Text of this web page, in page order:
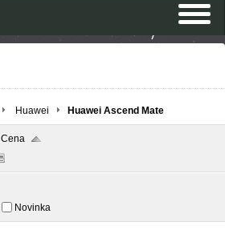
Huawei Huawei Ascend Mate
Cena
Novinka